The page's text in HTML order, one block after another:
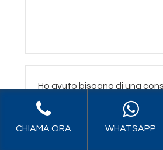
Ho avuto bisogno di una
sono trovato bene
CHIAMA ORA
WHATSAPP